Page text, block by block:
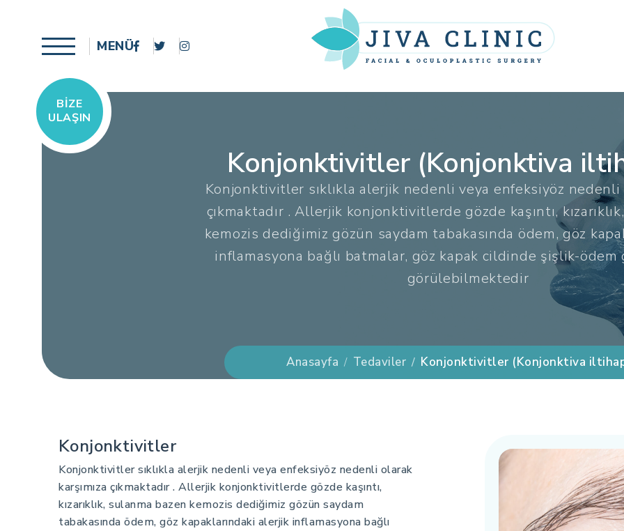
MENÜ
BIZE
ULAŞIN
Konjonktivitler (Konjonktiva
Konjonktivitler sıklıkla alerjik nedenli veya enfeksiyöz nedenli
çıkmaktadır . Allerjik konjonktivitlerde gözde kaşıntı,
kemozis dediğimiz gözün saydam tabakasında ödem, göz
inflamasyona bağlı batmalar, göz kapak cildinde şişlik-
görülebilmektedir
Anasayfa Tedaviler Konjonktivitler (Konjonktiva
Konjonktivitler
Konjonktivitler sıklıkla alerjik nedenli veya enfeksiyöz nedenli olarak
karşımıza çıkmaktadır . Allerjik konjonktivitlerde gözde kaşıntı,
kızarıklık, sulanma bazen kemozis dediğimiz gözün saydam
tabakasında ödem, göz kapaklarındaki alerjik inflamasyona bağlı